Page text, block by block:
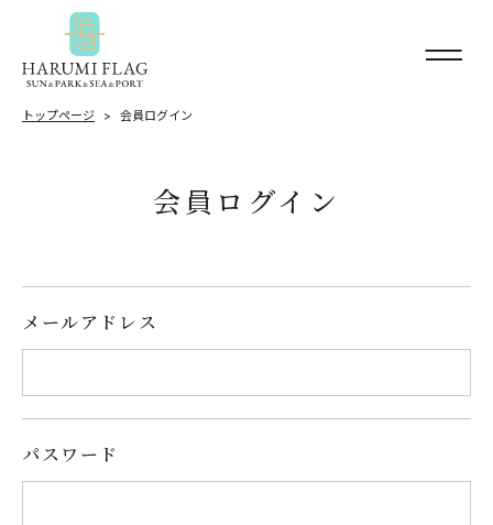
トップページ 会員ログイン
会員ログイン
メールアドレス
パスワード